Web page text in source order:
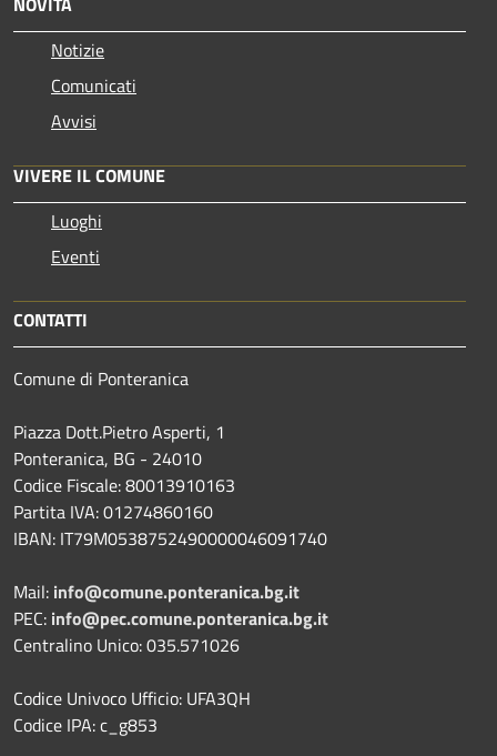
Notizie
Comunicati
Avvisi
VIVERE IL COMUNE
Luoghi
Eventi
CONTATTI
Comune di Ponteranica
Piazza Dott.Pietro Asperti, 1
Ponteranica, BG - 24010
Codice Fiscale: 80013910163
Partita IVA: 01274860160
IBAN: IT79M0538752490000046091740
Mail: info@comune.ponteranica.bg.it
PEC: info@pec.comune.ponteranica.bg.it
Centralino Unico: 035.571026
Codice Univoco Ufficio: UFA3QH
Codice IPA: c_g853